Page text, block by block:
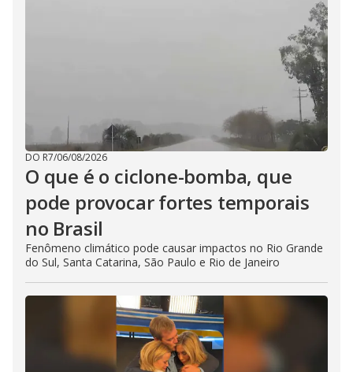
DO R7/06/08/2026
O que é o ciclone-bomba, que
pode provocar fortes temporais
no Brasil
Fenômeno climático pode causar impactos no Rio Grande
do Sul, Santa Catarina, São Paulo e Rio de Janeiro